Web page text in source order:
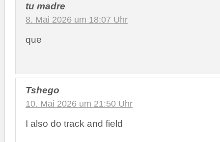
tu madre
8. Mai 2026 um 18:07 Uhr
que
Tshego
10. Mai 2026 um 21:50 Uhr
I also do track and field